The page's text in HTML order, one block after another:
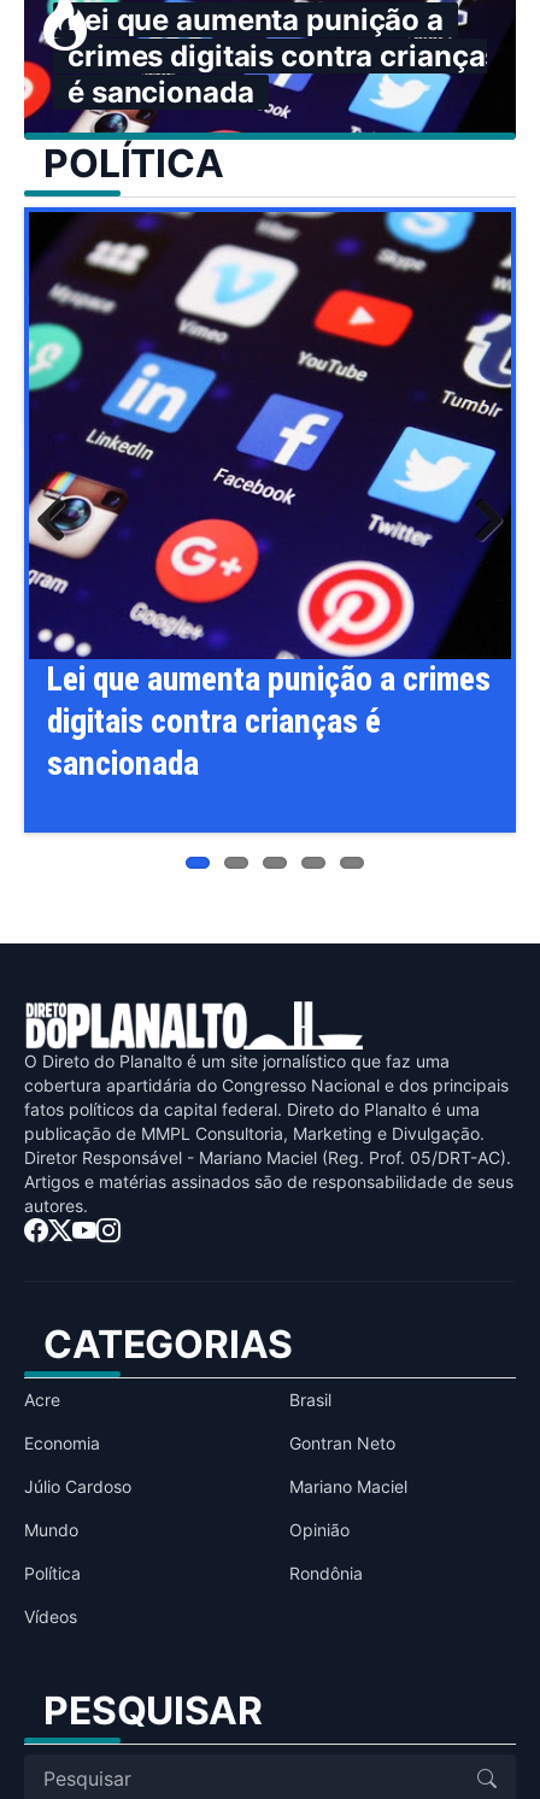
Lei que aumenta punição a
crimes digitais contra crianças
é sancionada
POLÍTICA
Lei que aumenta punição a crimes
digitais contra crianças é
sancionada
Previ
ous
Next
O Direto do Planalto é um site jornalístico que faz uma
cobertura apartidária do Congresso Nacional e dos principais
fatos políticos da capital federal. Direto do Planalto é uma
publicaçāo de MMPL Consultoria, Marketing e Divulgaçāo.
Diretor Responsável - Mariano Maciel (Reg. Prof. 05/DRT-AC).
Artigos e matérias assinados sāo de responsabilidade de seus
autores.
CATEGORIAS
Acre Brasil
Economia Gontran Neto
Júlio Cardoso Mariano Maciel
Mundo Opinião
Política Rondônia
Vídeos
PESQUISAR